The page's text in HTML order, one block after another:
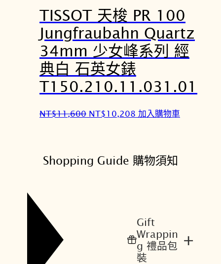
T
$
1
1
,
6
0
。
T
$
1
0
2
0
。
TISSOT 天梭 PR 100
Jungfraubahn Quartz
34mm 少女峰系列 經
典白 石英女錶
T150.210.11.031.01
NT$11,600 原
：
NT$10,208 目
：
1
0
,
2
加入購物車
Shopping Guide 購物須知
Gift
Wrappin
g 禮品包
裝
+